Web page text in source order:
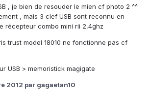
, je bien de resouder le mien cf photo 2 ^^
, mais 3 clef USB sont reconnu en
récepteur combo mini rii 2,4ghz
trust model 18010 ne fonctionne pas cf
USB > memoristick magigate
2012 par gagaetan10